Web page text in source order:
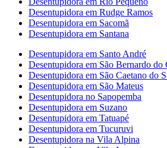
Desentupidora em Rudge Ramos
Desentupidora em Sacomã
Desentupidora em Santana
Desentupidora em Santo André
Desentupidora em São Bernardo do
Desentupidora em São Caetano do
Desentupidora em São Mateus
Desentupidora no Sapopemba
Desentupidora em Suzano
Desentupidora em Tatuapé
Desentupidora em Tucuruvi
Desentupidora na Vila Alpina